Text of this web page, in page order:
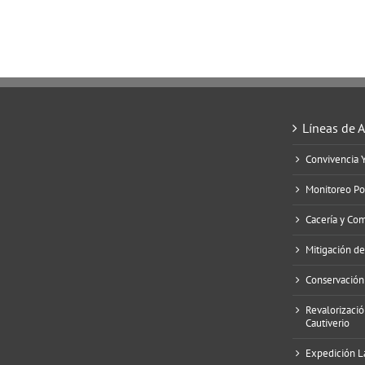
Líneas de
Convivencia
Monitoreo
Cacería y
Mitigación
Cautiverio
Expedición